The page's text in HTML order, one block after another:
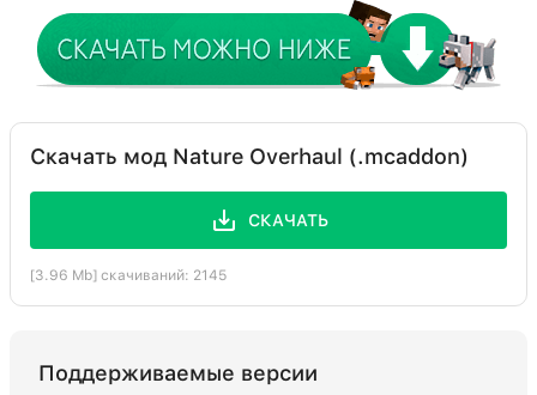
Скачать мод Nature Overhaul (.mcaddon)
СКАЧАТЬ
[3.96 Mb] скачиваний: 2145
Поддерживаемые версии